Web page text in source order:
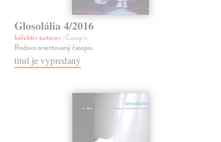
Glosolália 4/2016
kolektív autorov| Časopis
Rodovo orientovaný časopis.
titul je vypredaný